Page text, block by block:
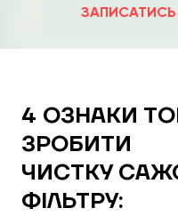
ЗАПИСАТИСЬ
4 ОЗНАКИ
ЗРОБИТИ
ЧИСТКУ
ФІЛЬТРУ: